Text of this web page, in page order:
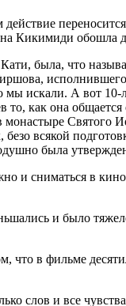
обошла
была, что
искали. А вот
как она
Святого
всякой
была
и сниматься в
и было
в фильме
слов и все